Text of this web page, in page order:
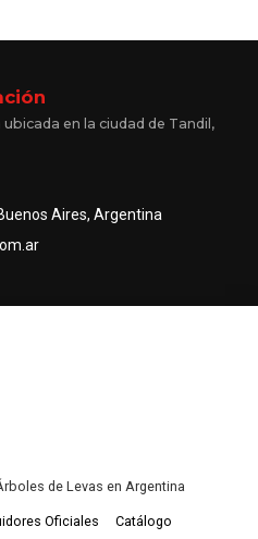
en la ciudad de Tandil,
Aires, Argentina
de Levas en Argentina
Oficiales
Catálogo